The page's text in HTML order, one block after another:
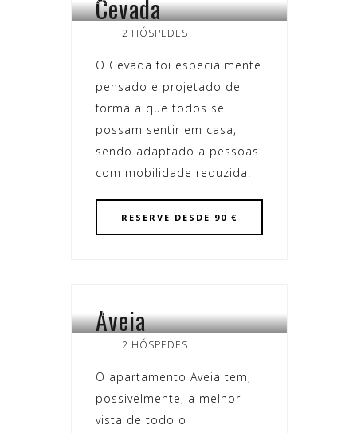
Cevada
2 HÓSPEDES
O Cevada foi especialmente
pensado e projetado de
forma a que todos se
possam sentir em casa,
sendo adaptado a pessoas
com mobilidade reduzida.
RESERVE DESDE 90 €
SEARA
Aveia
2 HÓSPEDES
O apartamento Aveia tem,
possivelmente, a melhor
vista de todo o